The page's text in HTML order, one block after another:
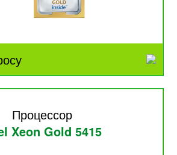
Процессор
Xeon Gold 5415